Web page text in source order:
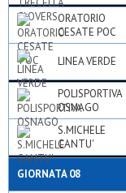
ORATORIO
CESATE POC
LINEA VERDE
POLISPORTIVA
OSNAGO
S.MICHELE
CANTU'
GIORNATA 08